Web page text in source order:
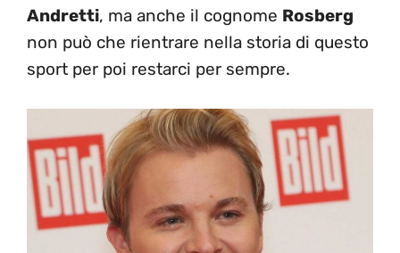
Andretti, ma anche il cognome Rosberg
non può che rientrare nella storia di questo
sport per poi restarci per sempre.